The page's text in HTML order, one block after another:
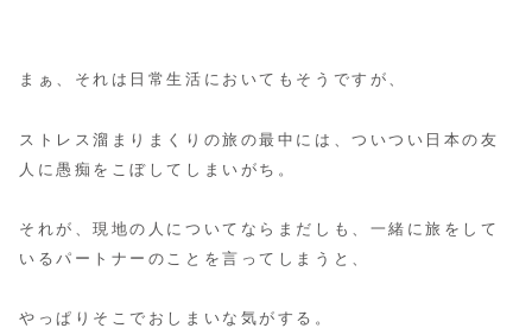
まぁ、それは日常生活においてもそうですが、
ストレス溜まりまくりの旅の最中には、ついつい日本の友
人に愚痴をこぼしてしまいがち。
それが、現地の人についてならまだしも、一緒に旅をして
いるパートナーのことを言ってしまうと、
やっぱりそこでおしまいな気がする。